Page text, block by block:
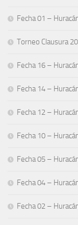
Fecha 01 –
Torneo Clausura
Fecha 16 –
Fecha 14 –
Fecha 12 –
Fecha 10 –
Fecha 05 –
Fecha 04 –
Fecha 02 –